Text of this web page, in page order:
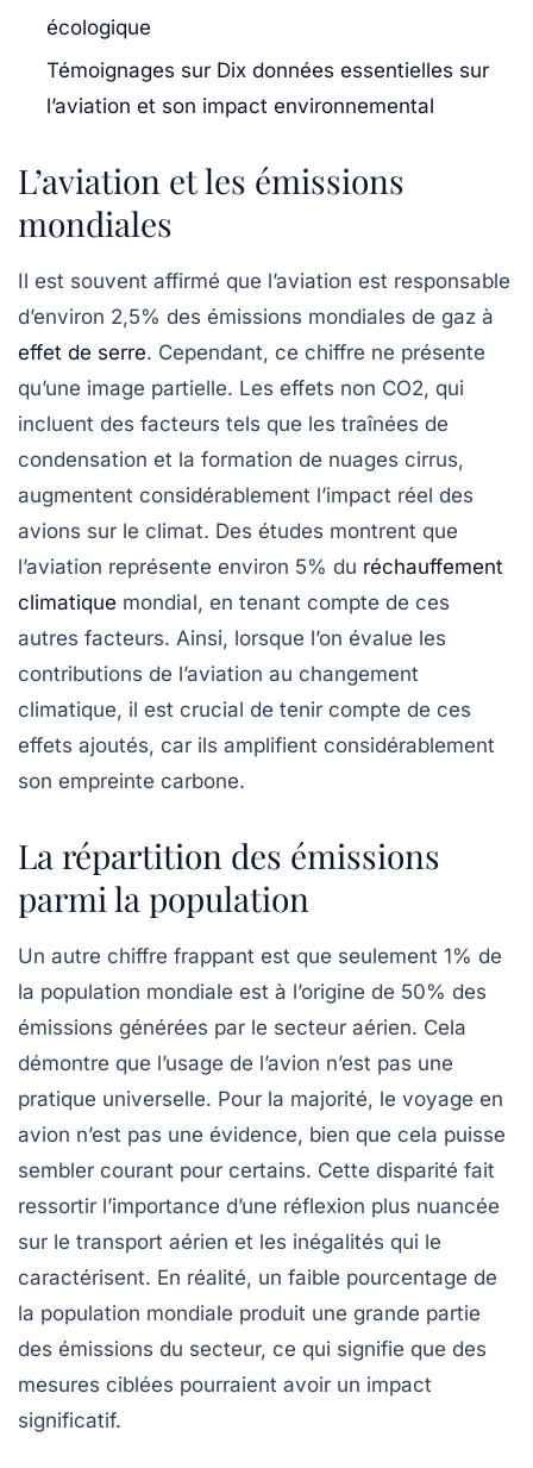
écologique
Témoignages sur Dix données essentielles sur
l’aviation et son impact environnemental
L’aviation et les émissions
mondiales
Il est souvent affirmé que l’aviation est responsable
d’environ 2,5% des émissions mondiales de gaz à
effet de serre. Cependant, ce chiffre ne présente
qu’une image partielle. Les effets non CO2, qui
incluent des facteurs tels que les traînées de
condensation et la formation de nuages cirrus,
augmentent considérablement l’impact réel des
avions sur le climat. Des études montrent que
l’aviation représente environ 5% du réchauffement
climatique mondial, en tenant compte de ces
autres facteurs. Ainsi, lorsque l’on évalue les
contributions de l’aviation au changement
climatique, il est crucial de tenir compte de ces
effets ajoutés, car ils amplifient considérablement
son empreinte carbone.
La répartition des émissions
parmi la population
Un autre chiffre frappant est que seulement 1% de
la population mondiale est à l’origine de 50% des
émissions générées par le secteur aérien. Cela
démontre que l’usage de l’avion n’est pas une
pratique universelle. Pour la majorité, le voyage en
avion n’est pas une évidence, bien que cela puisse
sembler courant pour certains. Cette disparité fait
ressortir l’importance d’une réflexion plus nuancée
sur le transport aérien et les inégalités qui le
caractérisent. En réalité, un faible pourcentage de
la population mondiale produit une grande partie
des émissions du secteur, ce qui signifie que des
mesures ciblées pourraient avoir un impact
significatif.